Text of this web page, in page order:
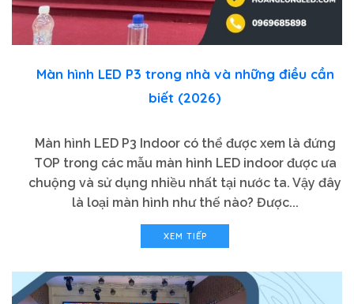
Màn hình LED P3 trong nhà và những điều cần
biết (2026)
Màn hình LED P3 Indoor có thể được xem là đứng
TOP trong các mẫu màn hình LED indoor được ưa
chuộng và sử dụng nhiều nhất tại nước ta. Vậy đây
là loại màn hình như thế nào? Được...
XEM TIẾP